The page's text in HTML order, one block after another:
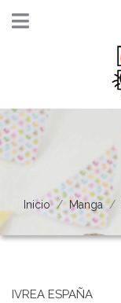
Inicio Manga
IVREA ESPAÑA